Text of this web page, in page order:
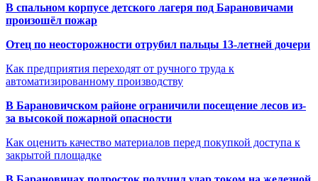
В спальном корпусе детского лагеря под Барановичами
произошёл пожар
Отец по неосторожности отрубил пальцы 13-летней дочери
Как предприятия переходят от ручного труда к
автоматизированному производству
В Барановичском районе ограничили посещение лесов из-
за высокой пожарной опасности
Как оценить качество материалов перед покупкой доступа к
закрытой площадке